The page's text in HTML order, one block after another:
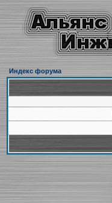
Индекс форума